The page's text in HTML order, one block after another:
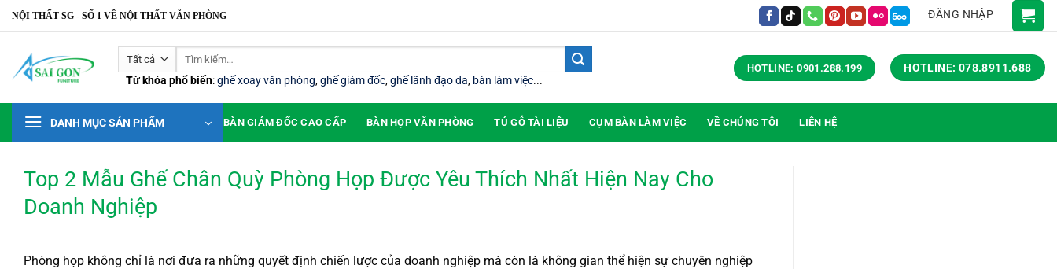
Bỏ
qua
dung
NỘI THẤT SG - SỐ 1 VỀ NỘI THẤT VĂN PHÒNG ĐĂNG NHẬP
Tìm
Từ khóa phổ biến:ghế xoay văn phòng,ghế giám đốc,ghế lãnh đạo da, bàn làm việc...
HOTLINE: 0901.288.199 HOTLINE: 078.8911.688
DANH MỤC SẢN PHẨM BÀN GIÁM ĐỐC CAO CẤP BÀN HỌP VĂN PHÒNG TỦ GỖ TÀI LIỆU CỤM BÀN LÀM VIỆC VỀ CHÚNG TÔI LIÊN HỆ
Top 2 Mẫu Ghế Chân Quỳ Phòng Họp Được Yêu Thích Nhất Hiện Nay Cho
Doanh Nghiệp
Phòng họp không chỉ là nơi đưa ra những quyết định chiến lược của doanh nghiệp mà còn là không gian thể hiện sự chuyên nghiệp